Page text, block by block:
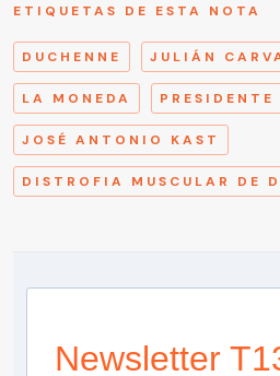
ETIQUETAS DE ESTA NOTA
DUCHENNE JULIÁN
LA MONEDA PRESIDENTE
JOSÉ ANTONIO KAST
DISTROFIA MUSCULAR DE
Newsletter